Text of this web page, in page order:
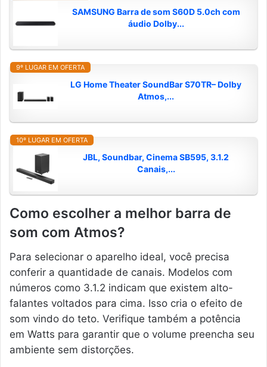
SAMSUNG Barra de som S60D 5.0ch com
áudio Dolby...
9º LUGAR EM OFERTA
LG Home Theater SoundBar S70TR– Dolby
Atmos,...
10º LUGAR EM OFERTA
JBL, Soundbar, Cinema SB595, 3.1.2
Canais,...
Como escolher a melhor barra de
som com Atmos?
Para selecionar o aparelho ideal, você precisa
conferir a quantidade de canais. Modelos com
números como 3.1.2 indicam que existem alto-
falantes voltados para cima. Isso cria o efeito de
som vindo do teto. Verifique também a potência
em Watts para garantir que o volume preencha seu
ambiente sem distorções.